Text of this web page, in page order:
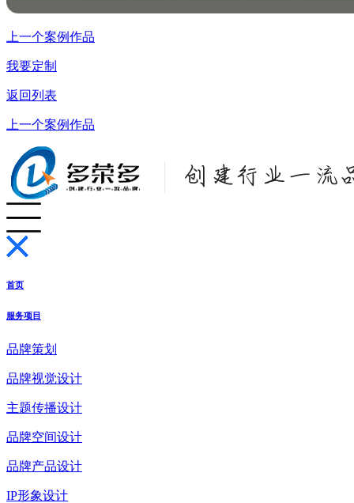
上一个案例作品
我要定制
返回列表
上一个案例作品
首页
服务项目
品牌策划
品牌视觉设计
主题传播设计
品牌空间设计
品牌产品设计
IP形象设计